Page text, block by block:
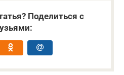
Поделиться с